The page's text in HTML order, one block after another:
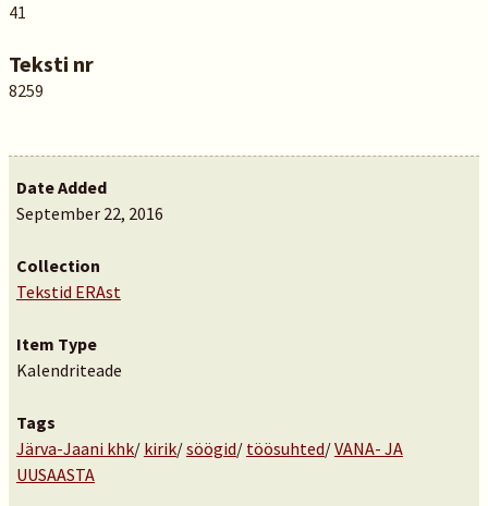
41
Teksti nr
8259
Date Added
September 22, 2016
Collection
Tekstid ERAst
Item Type
Kalendriteade
Tags
Järva-Jaani khk/ kirik/söögid/ töösuhted/VANA- JA
UUSAASTA